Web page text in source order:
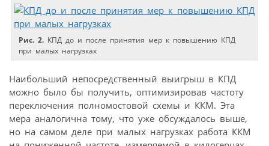
Рис. 2. КПД до и после принятия мер к повышению КПД
при малых нагрузках
Наибольший непосредственный выигрыш в КПД
можно было бы получить, оптимизировав частоту
переключения полномостовой схемы и ККМ. Эта
мера аналогична тому, что уже обсуждалось выше,
но на самом деле при малых нагрузках работа ККМ